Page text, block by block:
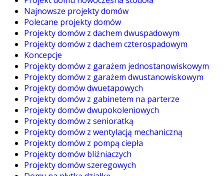
Najnowsze projekty domów
Polecane projekty domów
Projekty domów z dachem dwuspadowym
Projekty domów z dachem czterospadowym
Koncepcje
Projekty domów z garażem jednostanowiskowym
Projekty domów z garażem dwustanowiskowym
Projekty domów dwuetapowych
Projekty domów z gabinetem na parterze
Projekty domów dwupokoleniowych
Projekty domów z senioratką
Projekty domów z wentylacją mechaniczną
Projekty domów z pompą ciepła
Projekty domów bliźniaczych
Projekty domów szeregowych